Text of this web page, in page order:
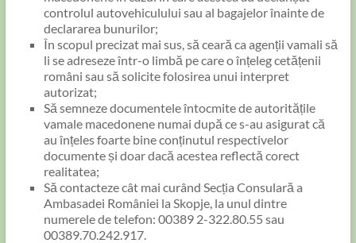
controlul autovehiculului sau al bagajelor înainte de
declararea bunurilor;
În scopul precizat mai sus, să ceară ca agenții vamali să
li se adreseze într-o limbă pe care o înțeleg cetățenii
români sau să solicite folosirea unui interpret
autorizat;
Să semneze documentele întocmite de autoritățile
vamale macedonene numai după ce s-au asigurat că
au înțeles foarte bine conținutul respectivelor
documente și doar dacă acestea reflectă corect
realitatea;
Să contacteze cât mai curând Secția Consulară a
Ambasadei României la Skopje, la unul dintre
numerele de telefon: 00389 2-322.80.55 sau
00389.70.242.917.